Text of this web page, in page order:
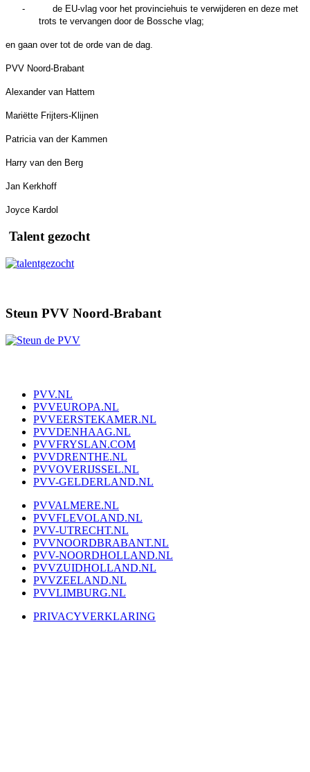
-
de EU-vlag voor het provinciehuis te verwijderen en deze met
trots te vervangen door de Bossche vlag;
en gaan over tot de orde van de dag.
PVV Noord-Brabant
Alexander van Hattem
Mariëtte Frijters-Klijnen
Patricia van der Kammen
Harry van den Berg
Jan Kerkhoff
Joyce Kardol
Talent gezocht
Steun PVV Noord-Brabant
PVV.NL
PVVEUROPA.NL
PVVEERSTEKAMER.NL
PVVDENHAAG.NL
PVVFRYSLAN.COM
PVVDRENTHE.NL
PVVOVERIJSSEL.NL
PVV-GELDERLAND.NL
PVVALMERE.NL
PVVFLEVOLAND.NL
PVV-UTRECHT.NL
PVVNOORDBRABANT.NL
PVV-NOORDHOLLAND.NL
PVVZUIDHOLLAND.NL
PVVZEELAND.NL
PVVLIMBURG.NL
PRIVACYVERKLARING